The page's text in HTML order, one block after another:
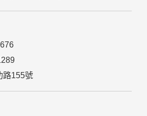
機構合作，基於公共利益為統計或學術
經過提供者處理或蒐集者依其揭露方式
反服務條款或可能損害或妨礙網站與其
了辨識、聯絡或採取法律行動所必要
集、處理或利用您的個人資料時，將對
督管理之責。
路155號